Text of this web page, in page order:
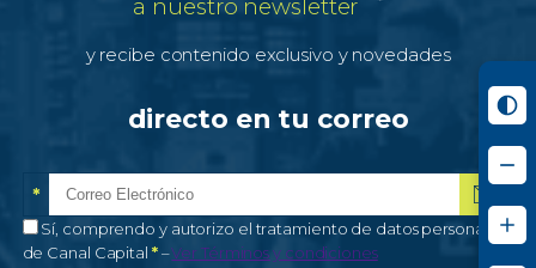
a nuestro newsletter
y recibe contenido exclusivo y novedades
directo en tu correo
Correo electrónico*
*
Campo obligatorio
Autorización de tratamiento de datos personales
Sí, comprendo y autorizo el tratamiento de datos personales
de Canal Capital *–Campo obligatorio
Ver Términos y condiciones